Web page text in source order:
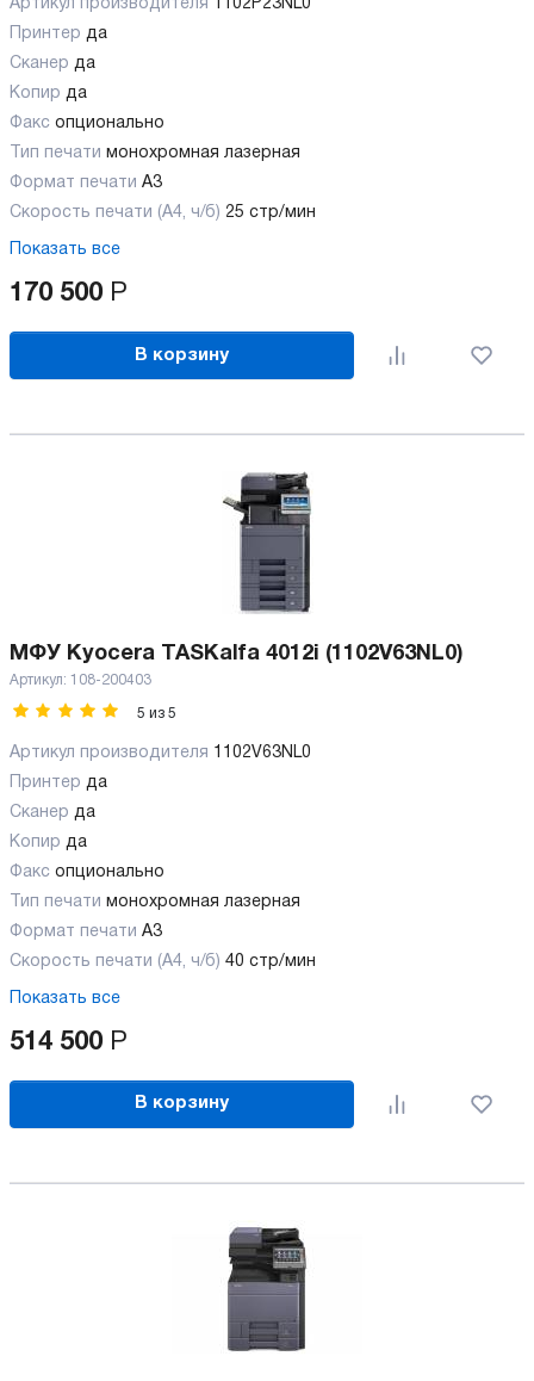
Артикул производителя
1102P23NL0
Принтер да
Сканер да
Копир да
Факс опционально
Тип печати монохромная лазерная
Формат печати A3
Скорость печати (А4, ч/б) 25 стр/мин
Показать все
170 500 Р
В корзину
МФУ Kyocera TASKalfa 4012i (1102V63NL0)
Артикул: 108-200403
5 из 5
Артикул производителя 1102V63NL0
Принтер да
Сканер да
Копир да
Факс опционально
Тип печати монохромная лазерная
Формат печати A3
Скорость печати (А4, ч/б) 40 стр/мин
Показать все
514 500 Р
В корзину